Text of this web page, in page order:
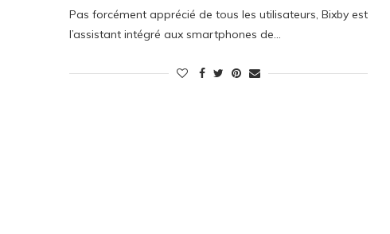
Pas forcément apprécié de tous les utilisateurs, Bixby est
l’assistant intégré aux smartphones de…